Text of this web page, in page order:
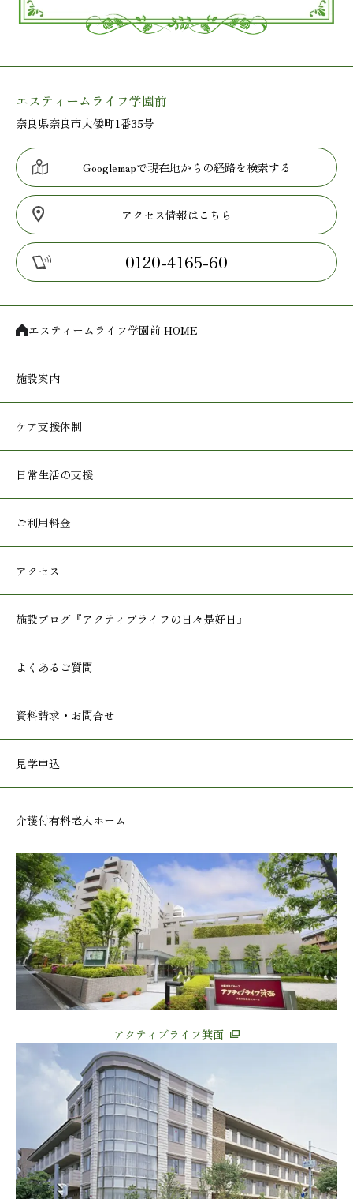
エスティームライフ学園前
奈良県奈良市大倭町1番35号
Googlemapで現在地からの経路を検索する
アクセス情報はこちら
0120-4165-60
エスティームライフ学園前 HOME
施設案内
ケア支援体制
日常生活の支援
ご利用料金
アクセス
施設ブログ 『アクティブライフの日々是好日』
よくあるご質問
資料請求・お問合せ
見学申込
介護付有料老人ホーム
アクティブライフ箕面